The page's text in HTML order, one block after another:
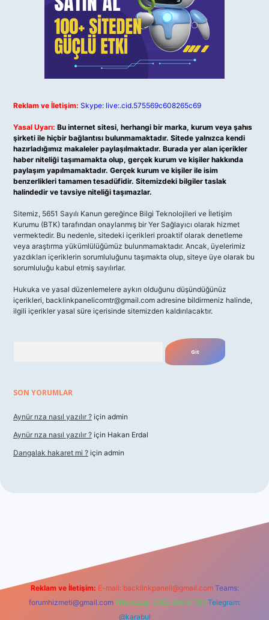
Reklam ve İletişim: Skype: live:.cid.575569c608265c69
Yasal Uyarı: Bu internet sitesi, herhangi bir marka, kurum veya şahıs
şirketi ile hiçbir bağlantısı bulunmamaktadır. Sitede yalnızca kendi
hazırladığımız makaleler paylaşılmaktadır. Burada yer alan içerikler
haber niteliği taşımamakta olup, gerçek kurum ve kişiler hakkında
paylaşım yapılmamaktadır. Gerçek kurum ve kişiler ile isim
benzerlikleri tamamen tesadüfidir. Sitemizdeki bilgiler taslak
halindedir ve tavsiye niteliği taşımazlar.
Sitemiz, 5651 Sayılı Kanun gereğince Bilgi Teknolojileri ve İletişim
Kurumu (BTK) tarafından onaylanmış bir Yer Sağlayıcı olarak hizmet
vermektedir. Bu nedenle, sitedeki içerikleri proaktif olarak denetleme
veya araştırma yükümlülüğümüz bulunmamaktadır. Ancak, üyelerimiz
yazdıkları içeriklerin sorumluluğunu taşımakta olup, siteye üye olarak bu
sorumluluğu kabul etmiş sayılırlar.
Hukuka ve yasal düzenlemelere aykırı olduğunu düşündüğünüz
içerikleri, backlinkpanelicomtr@gmail.com adresine bildirmeniz halinde,
ilgili içerikler yasal süre içerisinde sitemizden kaldırılacaktır.
SON YORUMLAR
Aynür rıza nasıl yazılır ? için admin
Aynür rıza nasıl yazılır ? için Hakan Erdal
Dangalak hakaret mi ? için admin
Reklam ve İletişim: E-mail: backlinkpaneli@gmail.com Teams:
forumhizmeti@gmail.com Whatsapp: 0262 606 0 726 Telegram:
@karabul